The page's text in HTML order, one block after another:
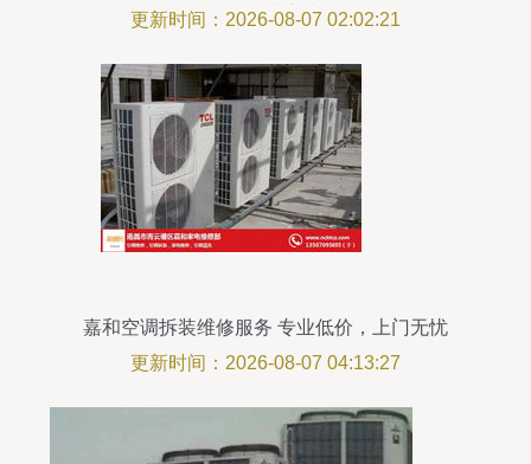
调的顶尖实力
更新时间：2026-08-07 02:02:21
嘉和空调拆装维修服务 专业低价，上门无忧
更新时间：2026-08-07 04:13:27